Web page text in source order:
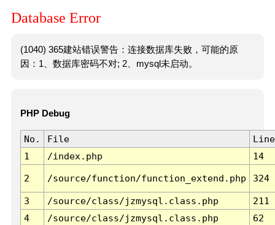
Database Error
(1040) 365建站错误警告：连接数据库失败，可能的原
因：1、数据库密码不对; 2、mysql未启动。
PHP Debug
No. File
Line
1
/index.php 14
2 /source/function/function_extend.php 324
3 /source/class/jzmysql.class.php
211
4
/source/class/jzmysql.class.php
62